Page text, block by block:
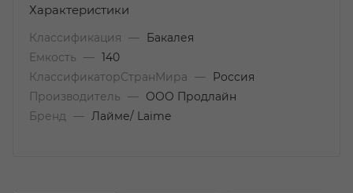
Характеристики
Классификация —
Бакалея
Емкость
— 140
КлассификаторСтранМира
—
Россия
Производитель
—
ООО Продлайн
Бренд
— Лайме/ Laime